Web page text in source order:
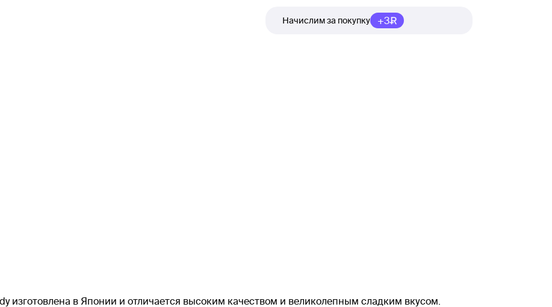
Начислим за покупку +3
изготовлена в Японии и отличается высоким качеством и великолепным сладким вкусом.